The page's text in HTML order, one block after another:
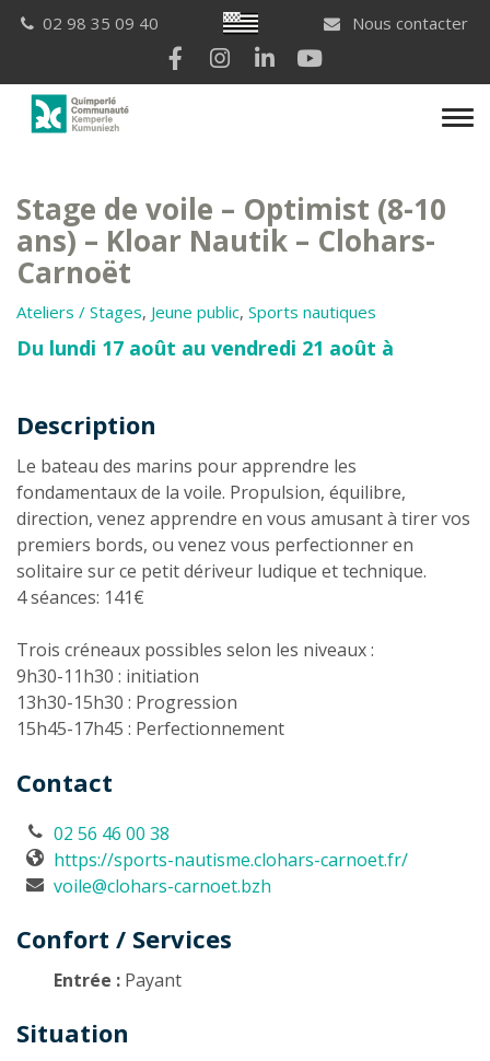
Breton
02 98 35 09 40
Nous contacter
Lien vers le compte Facebook
Lien vers le compte Instagram
Lien vers le compte
Stage de voile – Optimist (8-10
ans) – Kloar Nautik – Clohars-
Carnoët
Ateliers / Stages, Jeune public, Sports nautiques
Du lundi 17 août au vendredi 21 août à
Description
Description
Le bateau des marins pour apprendre les
fondamentaux de la voile. Propulsion, équilibre,
direction, venez apprendre en vous amusant à tirer vos
premiers bords, ou venez vous perfectionner en
solitaire sur ce petit dériveur ludique et technique.
4 séances: 141€
Trois créneaux possibles selon les niveaux :
9h30-11h30 : initiation
13h30-15h30 : Progression
15h45-17h45 : Perfectionnement
Contact
02 56 46 00 38
https://sports-nautisme.clohars-carnoet.fr/
voile@clohars-carnoet.bzh
Confort / Services
Entrée : Payant
Situation